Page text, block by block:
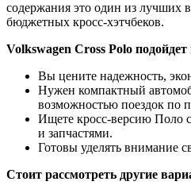
содержания это один из лучших
бюджетных кросс-хэтчбеков.
Volkswagen Cross Polo
Вы цените надежность,
Нужен компактный
возможностью поездок по
Ищете кросс-версию Поло
и запчастями.
Готовы уделять внимание
Стоит рассмотреть другие